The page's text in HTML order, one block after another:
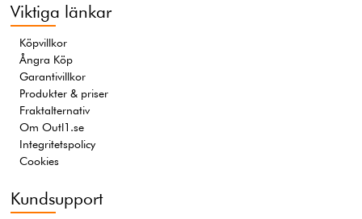
Viktiga länkar
Köpvillkor
Ångra Köp
Garantivillkor
Produkter & priser
Fraktalternativ
Om Outl1.se
Integritetspolicy
Cookies
Kundsupport